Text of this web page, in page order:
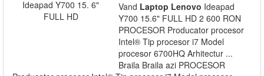
Vand Laptop Lenovo Ideapad
Y700 15.6" FULL HD 2 600 RON
PROCESOR Producator procesor
Intel® Tip procesor i7 Model
procesor 6700HQ Arhitectur ...
Braila Braila azi PROCESOR